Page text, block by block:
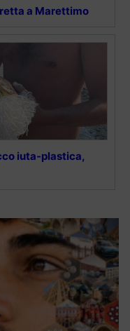
a Marettimo
iuta-plastica,